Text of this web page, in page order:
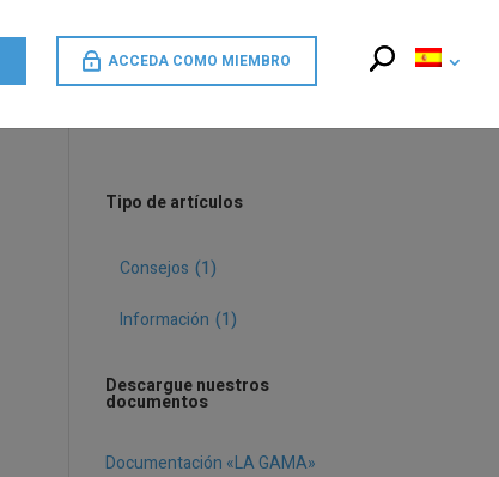
ACCEDA COMO MIEMBRO
Tipo de artículos
Consejos (1)
Información (1)
Descargue nuestros
documentos
Documentación «LA GAMA»